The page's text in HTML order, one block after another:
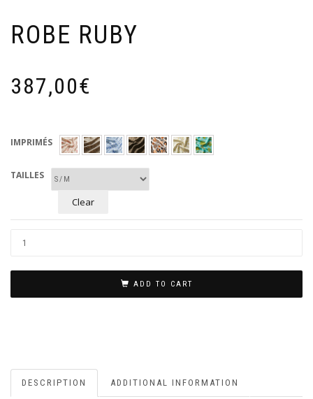
ROBE RUBY
387,00€
IMPRIMÉS
TAILLES
Clear
ADD TO CART
DESCRIPTION ADDITIONAL INFORMATION